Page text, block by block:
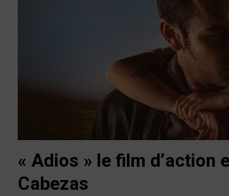
« Adios » le film d’action
Cabezas